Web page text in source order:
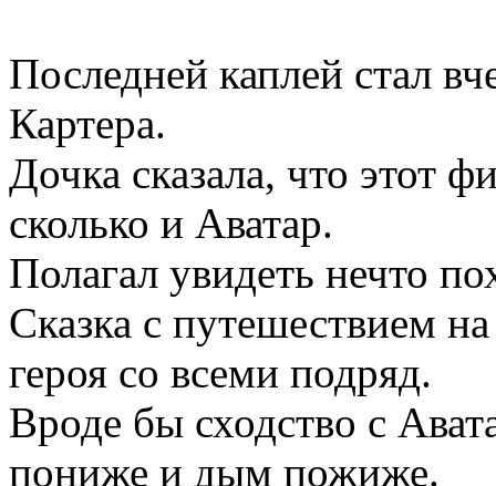
Последней каплей стал
Картера.
Дочка сказала, что этот
сколько и Аватар.
Полагал увидеть нечто
Сказка с путешествием
героя со всеми подряд.
Вроде бы сходство с
пониже и дым пожиже.